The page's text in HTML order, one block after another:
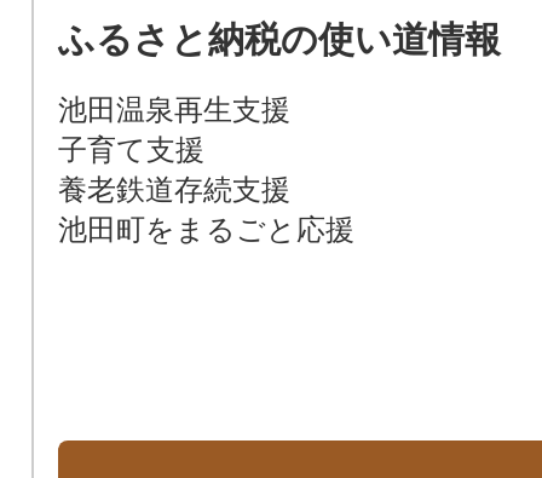
ふるさと納税の使い道情報
池田温泉再生支援
子育て支援
養老鉄道存続支援
池田町をまるごと応援